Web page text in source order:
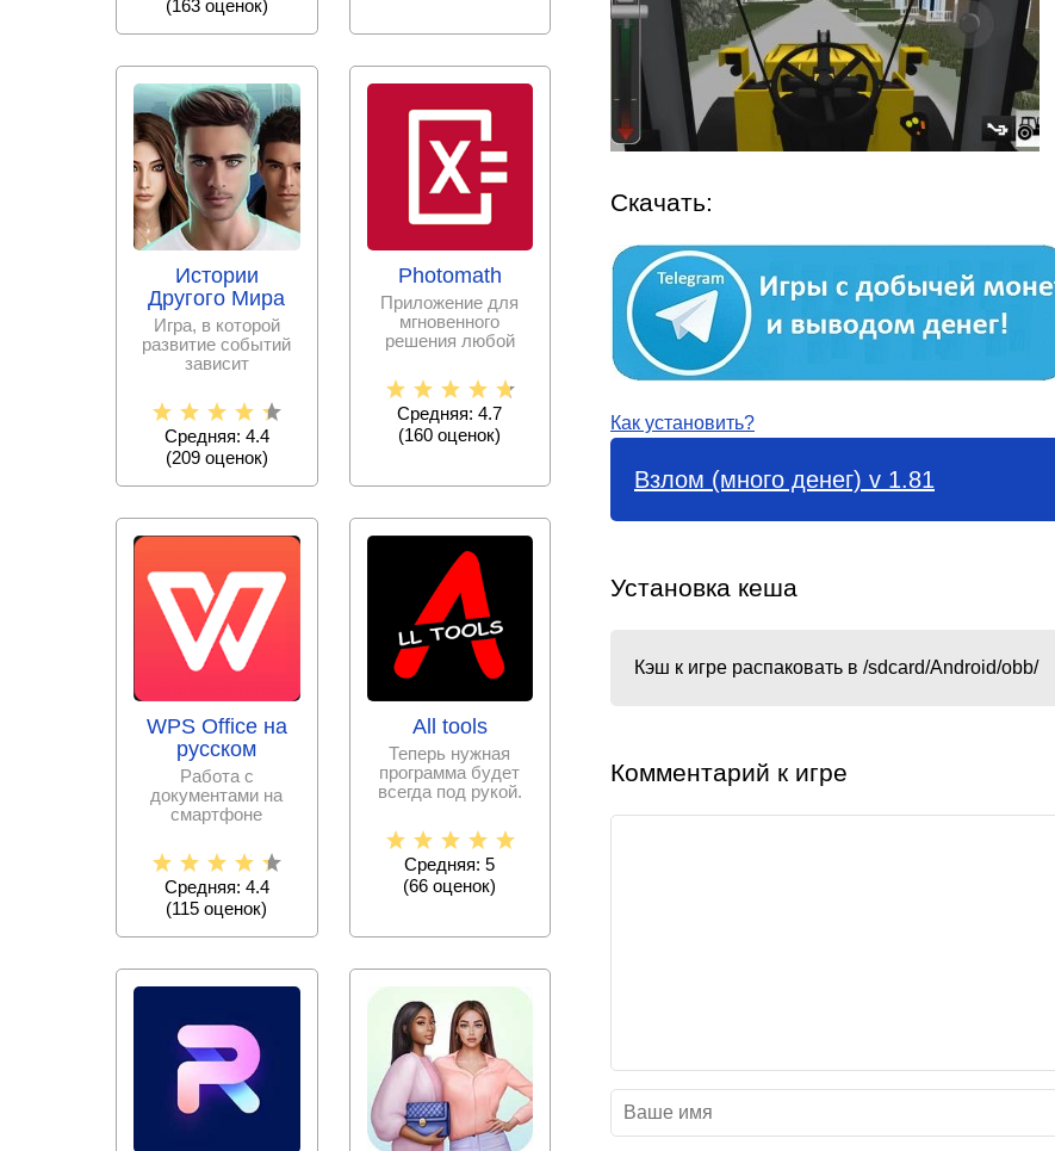
Скачать:
Как установить?
Взлом (много денег) v 1.81
Установка кеша
Кэш к игре распаковать в /sdcard/Android/obb/
Комментарий к игре
(163оценок)
Истории
Другого Мира
Игра, в которой
развитие событий
зависит
принятых тобой
решениях.
Средняя: 4.4
(209оценок)
Photomath
Приложение для
мгновенного
решения любой
задачи с
пошаговыми
Средняя: 4.7
(160 оценок)
WPS Office на
русском
Работа с
документами на
смартфоне
проще с набором
офисных программ,
Средняя: 4.4
(115 оценок)
All tools
Теперь нужная
программа будет
всегда под рукой.
скачивать тысячи
Средняя: 5
(66 оценок)